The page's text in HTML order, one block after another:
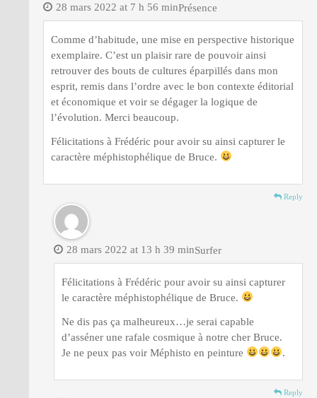
Présence
28 mars 2022 at 7 h 56 min
Comme d’habitude, une mise en perspective historique
exemplaire. C’est un plaisir rare de pouvoir ainsi
retrouver des bouts de cultures éparpillés dans mon
esprit, remis dans l’ordre avec le bon contexte éditorial
et économique et voir se dégager la logique de
l’évolution. Merci beaucoup.
Félicitations à Frédéric pour avoir su ainsi capturer le
caractère méphistophélique de Bruce.
Reply
Surfer
28 mars 2022 at 13 h 39 min
Félicitations à Frédéric pour avoir su ainsi capturer
le caractère méphistophélique de Bruce.
Ne dis pas ça malheureux…je serai capable
d’asséner une rafale cosmique à notre cher Bruce.
Je ne peux pas voir Méphisto en peinture
.
Reply